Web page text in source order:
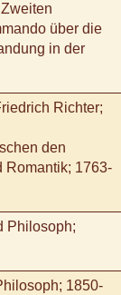
über die
in der
Richter;
den
Romantik; 1763-
Philosoph;
1850-